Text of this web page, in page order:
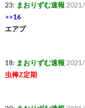
23: まおりずむ速報
>>16
エアプ
18: まおりずむ速報
虫棒Z定期